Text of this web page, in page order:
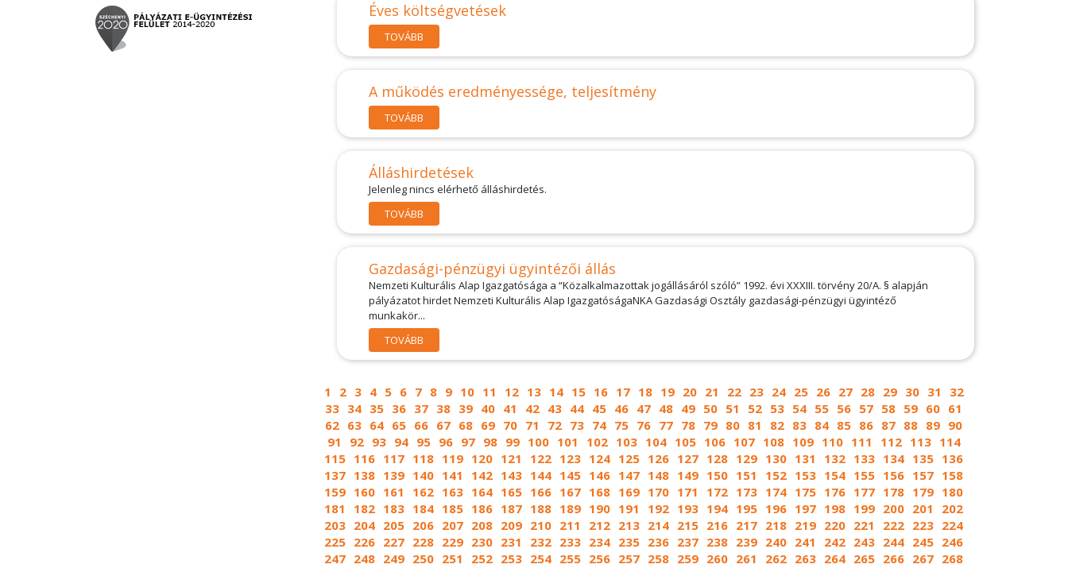
Éves költségvetések
TOVÁBB
A működés eredményessége, teljesítmény
TOVÁBB
Álláshirdetések
Jelenleg nincs elérhető álláshirdetés.
TOVÁBB
Gazdasági-pénzügyi ügyintézői állás
Nemzeti Kulturális Alap Igazgatósága a “Közalkalmazottak jogállásáról szóló” 1992. évi XXXIII. törvény 20/A. § alapján
pályázatot hirdet Nemzeti Kulturális Alap IgazgatóságaNKA Gazdasági Osztály gazdasági-pénzügyi ügyintéző
munkakör...
TOVÁBB
1 2 3 4 5 6 7 8 9 10 11 12 13 14 15 16 17 18 19 20 21 22 23 24 25 26 27 28 29 30 31
32
33 34 35 36 37 38 39 40 41 42 43 44 45 46 47 48 49 50 51 52 53 54 55 56 57 58 59 60 61
62 63 64 65 66 67 68 69 70 71 72 73 74 75 76 77 78 79 80 81 82 83 84 85 86 87 88 89 90
91
92 93 94 95 96 97 98 99 100 101 102 103 104 105 106 107 108 109 110 111 112 113 114
115 116 117 118 119 120 121 122 123 124 125 126 127 128 129 130 131 132 133 134 135 136
137 138 139 140 141 142 143 144 145 146 147 148 149 150 151 152 153 154 155 156 157 158
159 160 161 162 163 164 165 166 167 168 169 170 171 172 173 174 175 176 177 178 179 180
181
182 183 184 185 186 187 188 189 190 191 192 193 194 195 196 197 198 199 200 201
202
203 204 205 206 207 208 209 210 211 212 213 214 215 216 217 218 219 220 221 222 223 224
225 226 227 228 229 230 231 232 233 234 235 236 237 238 239 240 241 242 243 244 245 246
247 248 249 250 251 252 253 254 255 256 257 258 259 260 261 262 263 264 265 266 267 268